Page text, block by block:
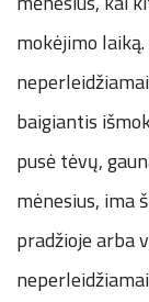
mokėjimo
baigiantis
pusė tėvų,
mėnesius, ima
pradžioje arba